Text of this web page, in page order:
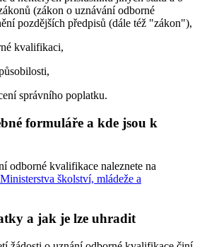
(zákon o uznávání odborné
pozdějších předpisů (dále též "zákon"),
kvalifikaci,
správního poplatku.
formuláře a kde jsou k
odborné kvalifikace naleznete na
školství, mládeže a
a jak je lze uhradit